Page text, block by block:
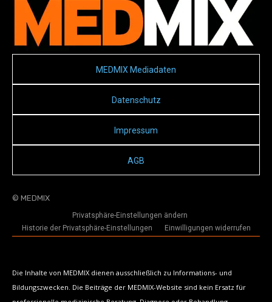
MEDMIX Mediadaten
Datenschutz
Impressum
AGB
© MEDMIX
Privatsphäre-Einstellungen ändern
Historie der Privatsphäre-Einstellungen
Einwilligungen widerrufen
Die Inhalte von MEDMIX dienen ausschließlich zu Informations- und
Bildungszwecken. Die Beiträge der MEDMIX-Website sind kein Ersatz für